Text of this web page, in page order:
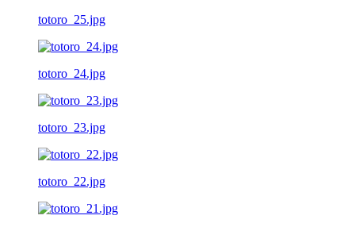
totoro_25.jpg
totoro_24.jpg
totoro_23.jpg
totoro_22.jpg